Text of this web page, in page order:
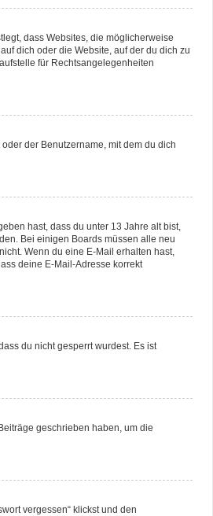
dass Websites, die möglicherweise
dich oder die Website, auf der du dich zu
für Rechtsangelegenheiten
der Benutzername, mit dem du dich
hast, dass du unter 13 Jahre alt bist,
Bei einigen Boards müssen alle neu
Wenn du eine E-Mail erhalten hast,
deine E-Mail-Adresse korrekt
du nicht gesperrt wurdest. Es ist
geschrieben haben, um die
vergessen“ klickst und den